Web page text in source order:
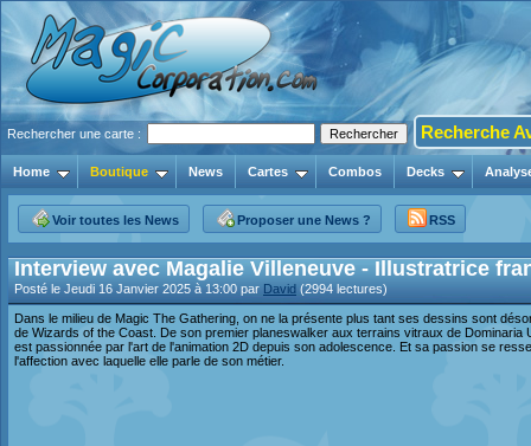
Rechercher une carte : Recherche
Home Boutique News Cartes Combos Decks
Voir toutes les News Proposer une News ? RSS
Interview avec Magalie Villeneuve - Illustratrice
Posté le Jeudi 16 Janvier 2025 à 13:00 par David (2994 lectures)
Dans le milieu de Magic The Gathering, on ne la présente plus tant ses dessins sont
de Wizards of the Coast. De son premier planeswalker aux terrains vitraux de Dominaria
est passionnée par l'art de l'animation 2D depuis son adolescence. Et sa passion se
l'affection avec laquelle elle parle de son métier.